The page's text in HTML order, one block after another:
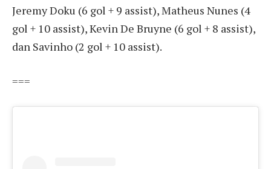
Jeremy Doku (6 gol + 9 assist), Matheus Nunes (4
gol + 10 assist), Kevin De Bruyne (6 gol + 8 assist),
dan Savinho (2 gol + 10 assist).
===